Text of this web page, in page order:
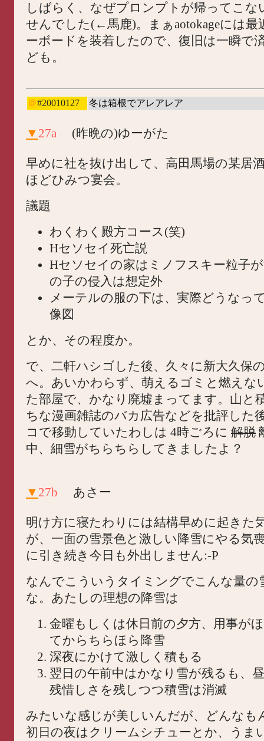
しばらく、なぜプロンプトが帰ってこな
せんでした(←馬鹿)。まぁaotokageには最
ーボードを装着したので、復旧は一瞬で
ども。
＠#20010127 冬は箱根でアレアレア
▼ 27a (昨晩の)ゆーがた
早めに社を抜け出して、高田馬場の某居
ほどひみつ宴会。
議題
わくわく殿方コース(笑)
Hセソセイ死亡説
Hセソセイの家はミノフスキー粒子
の子の侵入は想定外
メーテルの服の下は、実際どうなっ
像図
とか、その程度か。
で、二軒ハシゴした後、久々に新大久保
へ。あいかわらず、萌えるゴミと燃えな
た部屋で、かなり廃墟まってます。山と
ちな漫画雑誌のバカ広告などを批評した
コで移動していたわしは 4時ごろに 解脱
中、細雪がちらちらしてきましたよ？
▼ 27b あさー
明け方に寝たわりには結構早めに起きた
が、一面の雪景色と激しい降雪にやる気
に引き続き今日も外出しません:-P
なんでこういうタイミングでこんな量の
な。あたしの理想の降雪は
金曜もしくは休日前の夕方、用事が
てからちらほら降雪
深夜にかけて激しく積もる
翌日の午前中はかなり雪が残るも、
残惜しさを残しつつ積雪は消滅
みたいな感じが美しいんだが、どんなも
初日の夜はクリームシチューとか、うま